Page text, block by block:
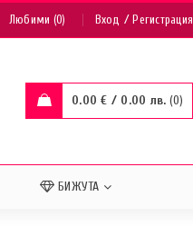
Любими (0) Вход /Регистрация
0.00€ / 0.00 лв. 0
БИЖУТА